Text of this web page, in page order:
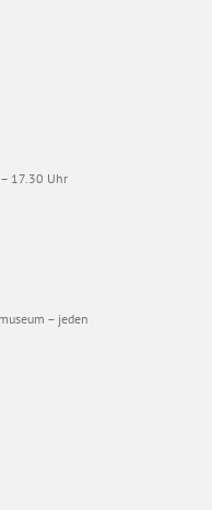
17.30 Uhr
– jeden